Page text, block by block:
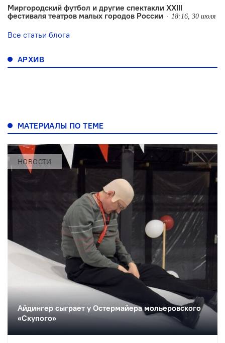
Миргородский футбол и другие спектакли XXIII
фестиваля театров малых городов России
18:16, 30 июля
Все статьи блога
АРХИВ
МАТЕРИАЛЫ ПО ТЕМЕ
НОВОСТИ
Айдингер сыграет у Остермайера мольеровского
«Скупого»